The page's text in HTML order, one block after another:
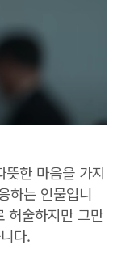
한 마음을 가지
하는 인물입니
허술하지만 그만
다.